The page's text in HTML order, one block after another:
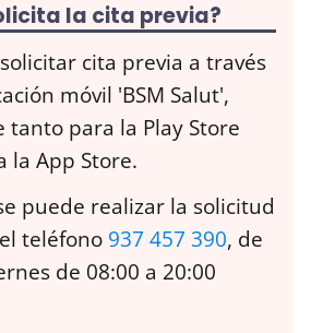
la cita previa?
cita previa a través
móvil 'BSM Salut',
tanto para la Play Store
la App Store.
puede realizar la solicitud
teléfono 937 457 390, de
de 08:00 a 20:00